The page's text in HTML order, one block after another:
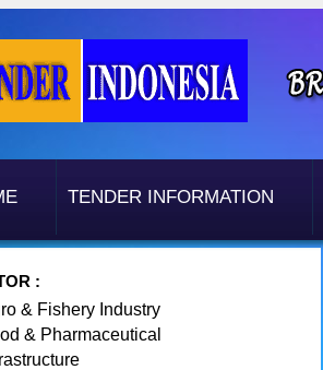
TENDER INFORMATION
:
& Fishery Industry
& Pharmaceutical